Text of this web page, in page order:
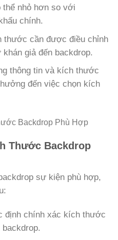
nhỏ hơn so với
chính.
thước cần được điều chỉnh
giả đến backdrop.
thông tin và kích thước
đến việc chọn kích
Thước Backdrop
sự kiện phù hợp,
định chính xác kích thước